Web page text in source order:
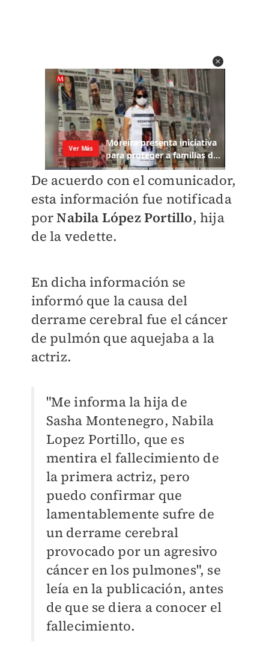
De acuerdo con el comunicador,
esta información fue notificada
porNabila López Portillo, hija
de la vedette.
En dicha información se
informó que la causa del
derrame cerebral fue el cáncer
de pulmón que aquejaba a la
actriz.
"Me informa la hija de
Sasha Montenegro, Nabila
Lopez Portillo, que es
mentira el fallecimiento de
la primera actriz, pero
puedo confirmar que
lamentablemente sufre de
un derrame cerebral
provocado por un agresivo
cáncer en los pulmones", se
leía en la publicación, antes
de que se diera a conocer el
fallecimiento.